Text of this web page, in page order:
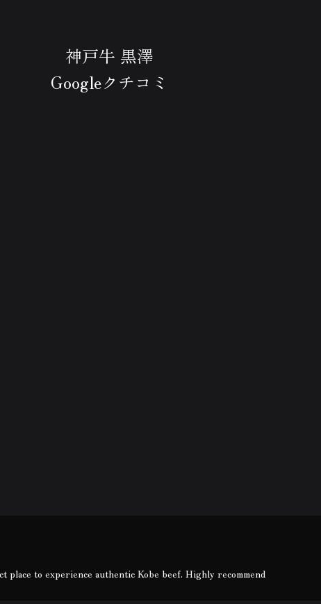
神戸牛 黒澤
Googleクチコミ
to experience authentic Kobe beef. Highly recommend